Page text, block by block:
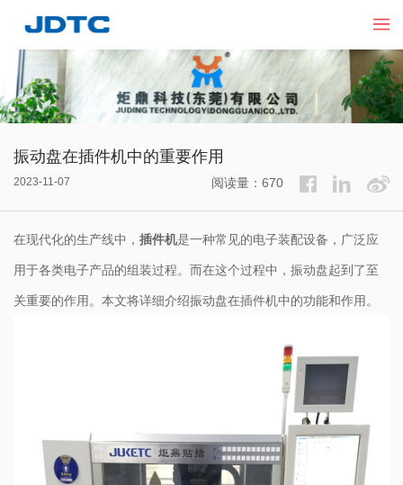
振动盘在插件机中的重要作用
2023-11-07 阅读量：670
在现代化的生产线中， 插件机是一种常见的电子装配设备，广泛应
用于各类电子产品的组装过程。而在这个过程中，振动盘起到了至
关重要的作用。本文将详细介绍振动盘在插件机中的功能和作用。